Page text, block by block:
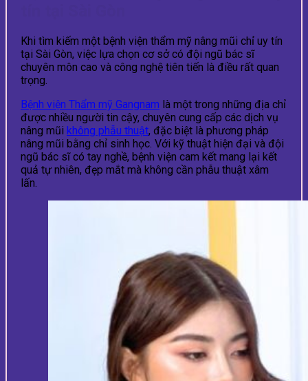
Khi tìm kiếm một bệnh viện thẩm mỹ nâng mũi chỉ uy tín
tại Sài Gòn, việc lựa chọn cơ sở có đội ngũ bác sĩ
chuyên môn cao và công nghệ tiên tiến là điều rất quan
trọng.
Bệnh viện Thẩm mỹ Gangnam là một trong những địa chỉ
được nhiều người tin cậy, chuyên cung cấp các dịch vụ
nâng mũi không phẫu thuật, đặc biệt là phương pháp
nâng mũi bằng chỉ sinh học. Với kỹ thuật hiện đại và đội
ngũ bác sĩ có tay nghề, bệnh viện cam kết mang lại kết
quả tự nhiên, đẹp mắt mà không cần phẫu thuật xâm
lấn.